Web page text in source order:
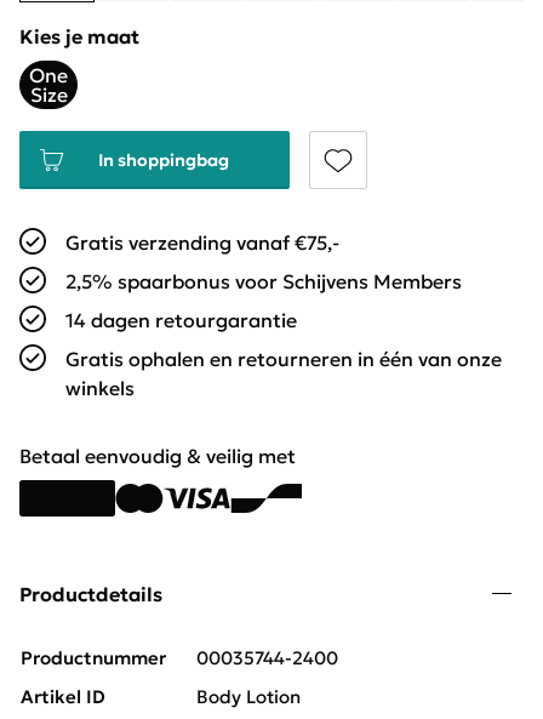
Kies je maat
One
Size
In shoppingbag
Gratis verzending vanaf €75,-
2,5% spaarbonus voor Schijvens Members
14 dagen retourgarantie
Gratis ophalen en retourneren in één van onze
winkels
Betaal eenvoudig & veilig met
Productdetails
Productnummer
00035744-2400
Artikel ID
Body Lotion